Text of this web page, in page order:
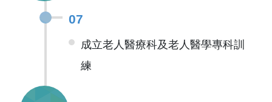
07
成立老人醫療科及老人醫學專科訓
練